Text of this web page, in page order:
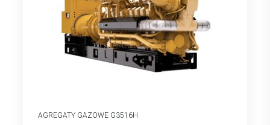
AGREGATY GAZOWE G3516H